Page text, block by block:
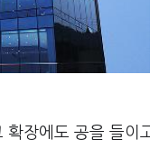
장에도 공을 들이